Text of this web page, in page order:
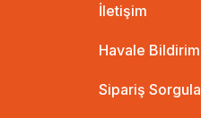
İletişim
Havale
Sipariş Sorgula